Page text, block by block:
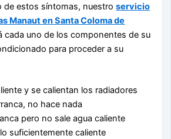
de estos síntomas, nuestroservicio
Manaut en Santa Coloma de
cada uno de los componentes de su
para proceder a su
y se calientan los radiadores
no hace nada
pero no sale agua caliente
suficientemente caliente